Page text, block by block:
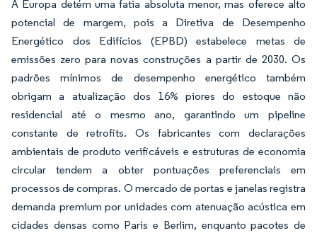
A Europa detém uma fatia absoluta menor, mas oferece alto
potencial de margem, pois a Diretiva de Desempenho
Energético dos Edifícios (EPBD) estabelece metas de
emissões zero para novas construções a partir de 2030. Os
padrões mínimos de desempenho energético também
obrigam a atualização dos 16% piores do estoque não
residencial até o mesmo ano, garantindo um pipeline
constante de retrofits. Os fabricantes com declarações
ambientais de produto verificáveis e estruturas de economia
circular tendem a obter pontuações preferenciais em
processos de compras. O mercado de portas e janelas registra
demanda premium por unidades com atenuação acústica em
cidades densas como Paris e Berlim, enquanto pacotes de